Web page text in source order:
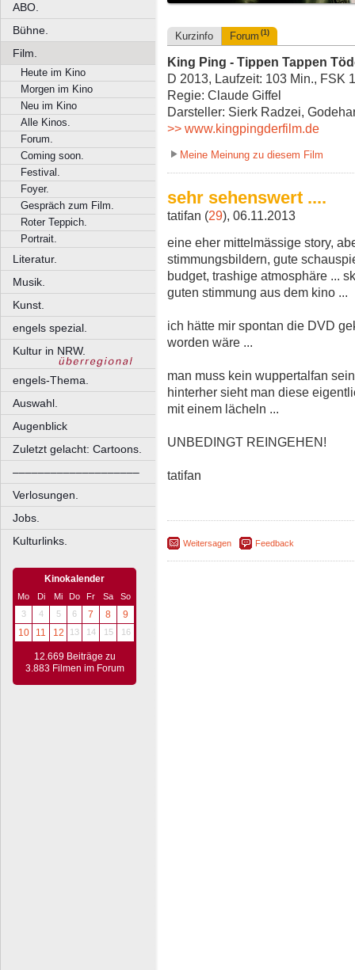
ABO.
Bühne.
Film.
Heute im Kino
Morgen im Kino
Neu im Kino
Alle Kinos.
Forum.
Coming soon.
Festival.
Foyer.
Gespräch zum Film.
Roter Teppich.
Portrait.
Literatur.
Musik.
Kunst.
engels spezial.
Kultur in NRW.
engels-Thema.
Auswahl.
Augenblick
Zuletzt gelacht: Cartoons.
––––––––––––––––––––
Verlosungen.
Jobs.
Kulturlinks.
Kinokalender
Mo Di Mi Do Fr Sa
So
3
4 5 6 7 8
9
10
11 12 13 14 15 16
12.669 Beiträge zu
3.883 Filmen im Forum
Kurzinfo Forum (1)
King Ping - Tippen Tappen
D 2013, Laufzeit: 103 Min., FSK
Regie: Claude Giffel
Darsteller: Sierk Radzei,
>> www.kingpingderfilm.de
Meine Meinung zu diesem Film
sehr sehenswert ....
tatifan (29), 06.11.2013
eine eher mittelmässige story,
stimmungsbildern, gute
budget, trashige atmosphäre ...
guten stimmung aus dem kino ...
ich hätte mir spontan die DVD
worden wäre ...
man muss kein wuppertalfan
hinterher sieht man diese
mit einem lächeln ...
UNBEDINGT REINGEHEN!
tatifan
Weitersagen Feedback